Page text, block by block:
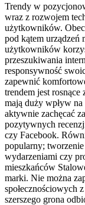
Trendy w
wraz z rozwojem
użytkowników.
pod kątem urządzeń
użytkowników
przeszukiwania
responsywność
zapewnić
trendem jest
mają duży wpływ
aktywnie zachęcać
pozytywnych
czy Facebook.
popularny;
wydarzeniami czy
mieszkańców
marki. Nie można
społecznościowych
szerszego grona